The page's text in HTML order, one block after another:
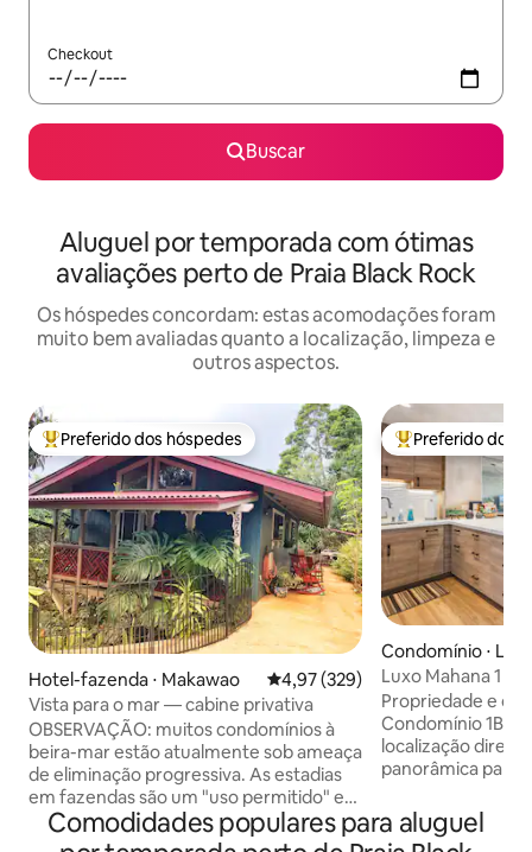
Checkout
Buscar
Aluguel por temporada com ótimas
avaliações perto de Praia Black Rock
Os hóspedes concordam: estas acomodações foram
muito bem avaliadas quanto a localização, limpeza e
outros aspectos.
Entre os melhores preferidos dos hóspedes
Preferido dos hóspedes
Hotel-fazenda ⋅ Makawao 4,97 de uma avaliação média de
4,97 (329)
Vista para o mar — cabine privativa
OBSERVAÇÃO: muitos condomínios à
beira-mar estão atualmente sob ameaça
de eliminação progressiva. As estadias
em fazendas são um "uso permitido" em
fazendas agrícolas de boa-fé pela lei do
Estado do Havaí. Tenha certeza de que
Entre os
Preferido dos
Condomínio ⋅
Luxo Mahana 1
Ótimas vistas -
gratuito/Wi-Fi
Propriedade e
Condomínio 1BD/
localização direta
panorâmica para
proprietário não
renovação desta
Comodidades populares para aluguel